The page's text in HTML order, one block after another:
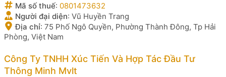
Mã số thuế: 0801473632
Người đại diện: Vũ Huyền Trang
Địa chỉ: 75 Phố Ngô Quyền, Phường Thành Đông, Tp Hải
Phòng, Việt Nam
Công Ty TNHH Xúc Tiến Và Hợp Tác Đầu Tư
Thông Minh Mvlt